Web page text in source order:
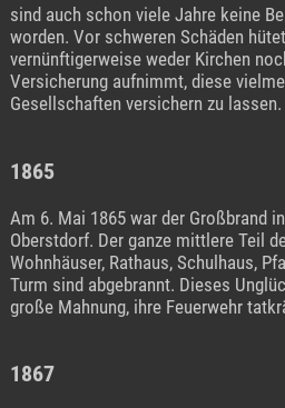
sind auch schon viele Jahre keine
worden. Vor schweren Schäden
vernünftigerweise weder Kirchen
Versicherung aufnimmt, diese
Gesellschaften versichern zu lassen.
1865
Am 6. Mai 1865 war der Großbrand
Oberstdorf. Der ganze mittlere Teil
Wohnhäuser, Rathaus, Schulhaus,
Turm sind abgebrannt. Dieses
große Mahnung, ihre Feuerwehr
1867